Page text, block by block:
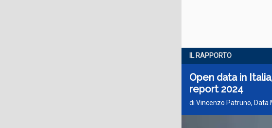
IL RAPPORTO
Open data in
report 2024
di Vincenzo Patruno, Data